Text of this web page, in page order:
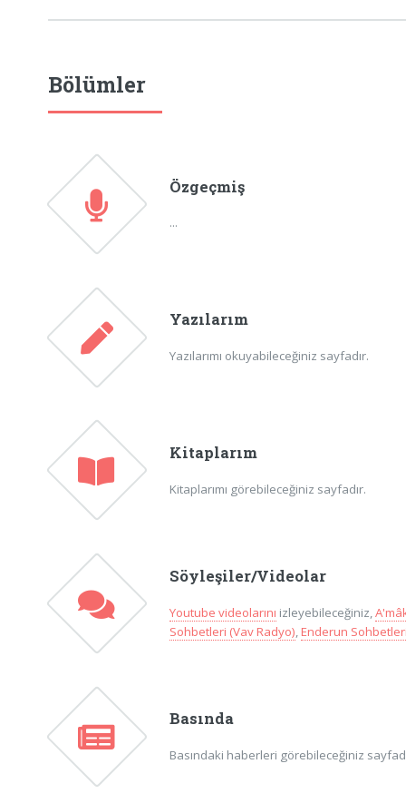
Bölümler
Özgeçmiş
...
Yazılarım
Yazılarımı okuyabileceğiniz sayfadır.
Kitaplarım
Kitaplarımı görebileceğiniz sayfadır.
Söyleşiler/Videolar
Youtube videolarını izleyebileceğiniz,
Sohbetleri (Vav Radyo),Enderun
Basında
Basındaki haberleri görebileceğiniz